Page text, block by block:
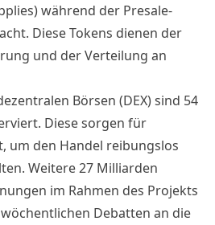
während der Presale-
Diese Tokens dienen der
und der Verteilung an
Börsen (DEX) sind 54
Diese sorgen für
um den Handel reibungslos
Weitere 27 Milliarden
im Rahmen des Projekts
Debatten an die